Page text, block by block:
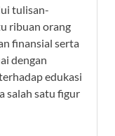
tulisan-
ribuan orang
finansial serta
dengan
edukasi
salah satu figur